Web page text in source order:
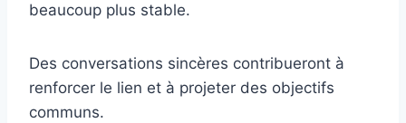
beaucoup plus stable.
Des conversations sincères contribueront à
renforcer le lien et à projeter des objectifs
communs.